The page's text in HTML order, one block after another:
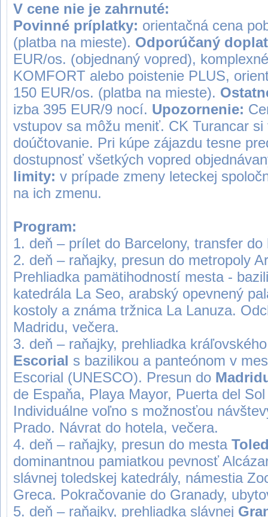
V cene nie je zahrnuté:
Povinné príplatky: orientačná cena
(platba na mieste). Odporúčaný
EUR/os. (objednaný vopred),
KOMFORT alebo poistenie PLUS,
150 EUR/os. (platba na mieste).
izba 395 EUR/9 nocí. Upozornenie:
vstupov sa môžu meniť. CK Turancar
doúčtovanie. Pri kúpe zájazdu tesne
dostupnosť všetkých vopred
limity: v prípade zmeny leteckej
na ich zmenu.
Program:
1. deň – prílet do Barcelony, transfer do
2. deň – raňajky, presun do metropoly
Prehliadka pamätihodností mesta -
katedrála La Seo, arabský opevnený
kostoly a známa tržnica La Lanuza.
Madridu, večera.
3. deň – raňajky, prehliadka
Escorial s bazilikou a panteónom v
Escorial (UNESCO). Presun do
de Espaňa, Playa Mayor, Puerta del
Individuálne voľno s možnosťou
Prado. Návrat do hotela, večera.
4. deň – raňajky, presun do mesta
dominantnou pamiatkou pevnosť
slávnej toledskej katedrály, námestia
Greca. Pokračovanie do Granady,
5. deň – raňajky, prehliadka slávnej